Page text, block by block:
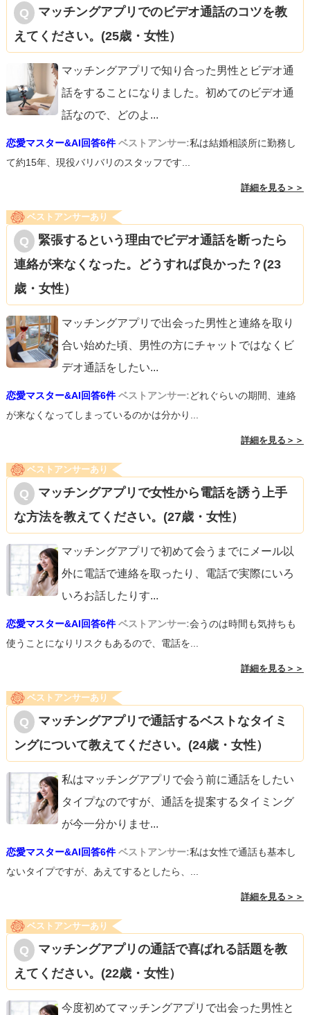
マッチングアプリでのビデオ通話のコツを教
えてください。(25歳・女性）
マッチングアプリで知り合った男性とビデオ通
話をすることになりました。初めてのビデオ通
話なので、どのよ ...
恋愛マスター&AI回答6件 ベストアンサー:私は結婚相談所に勤務し
て約15年、現役バリバリのスタッフです...
詳細を見る＞＞
ベストアンサーあり
緊張するという理由でビデオ通話を断ったら
連絡が来なくなった。どうすれば良かった？(23
歳・女性）
マッチングアプリで出会った男性と連絡を取り
合い始めた頃、男性の方にチャットではなくビ
デオ通話をしたい...
恋愛マスター&AI回答6件 ベストアンサー:どれぐらいの期間、連絡
が来なくなってしまっているのかは分かり...
詳細を見る＞＞
ベストアンサーあり
マッチングアプリで女性から電話を誘う上手
な方法を教えてください。(27歳・女性）
マッチングアプリで初めて会うまでにメール以
外に電話で連絡を取ったり、電話で実際にいろ
いろお話したりす...
恋愛マスター&AI回答6件 ベストアンサー:会うのは時間も気持ちも
使うことになりリスクもあるので、電話を...
詳細を見る＞＞
ベストアンサーあり
マッチングアプリで通話するベストなタイミ
ングについて教えてください。(24歳・女性）
私はマッチングアプリで会う前に通話をしたい
タイプなのですが、通話を提案するタイミング
が今一分かりませ...
恋愛マスター&AI回答6件 ベストアンサー:私は女性で通話も基本し
ないタイプですが、あえてするとしたら、...
詳細を見る＞＞
ベストアンサーあり
マッチングアプリの通話で喜ばれる話題を教
えてください。(22歳・女性）
今度初めてマッチングアプリで出会った男性と